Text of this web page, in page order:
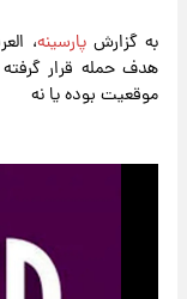
به گزارشپارسینه،
هدف حمله قرار
موقعیت بوده یا نه